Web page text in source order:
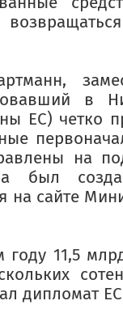
в
ЕС) четко
на
был
на сайте
году 11,5
дипломат